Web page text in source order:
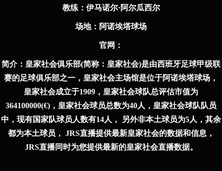
教练： 伊马诺尔·阿尔瓜西尔
场地： 阿诺埃塔球场
官⽹：
简介： 皇家社会俱乐部(简称：皇家社会)是由西班牙足球甲级联
赛的足球俱乐部之一，皇家社会主场馆是位于阿诺埃塔球场，
皇家社会成立于1909，皇家社会球队总评估市值为
364100000(€)，皇家社会球员总数为40人，皇家社会球队队员
中，现有国家队球员人数有14人， 另外非本土球员为5人，其余
都为本土球员， JRS直播提供最新皇家社会的数据和信息，
JRS直播同时为您提供最新的皇家社会直播数据。